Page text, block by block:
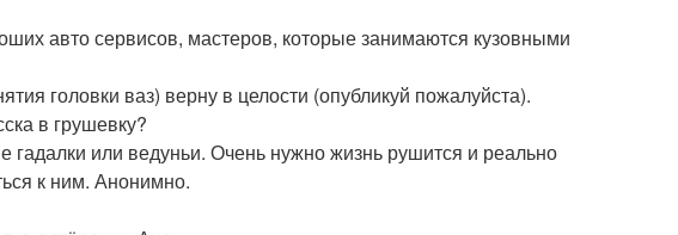
авто сервисов, мастеров, которые занимаются кузовными
головки ваз) верну в целости (опубликуй пожалуйста).
в грушевку?
или ведуньи. Очень нужно жизнь рушится и реально
к ним. Анонимно.